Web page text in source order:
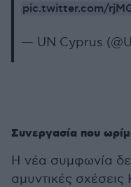
pic.twitter.com/
— UN Cyprus
Συνεργασία που
Η νέα συμφωνία
αμυντικές